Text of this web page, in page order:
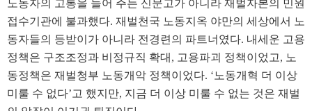
노동자의 고통을 들어 주는 신문고가 아니라 재벌자본의 민원
접수기관에 불과했다. 재벌천국 노동지옥 야만의 세상에서 노
동자들의 등받이가 아니라 전경련의 파트너였다. 내세운 고용
정책은 구조조정과 비정규직 확대 , 고용파괴 정책이었고, 노
동정책은 재벌청부 노동개악 정책이었다. ‘ 노동개혁 더 이상
미룰 수 없다’고 했지만, 지금 더 이상 미룰 수 없는 것은 재벌